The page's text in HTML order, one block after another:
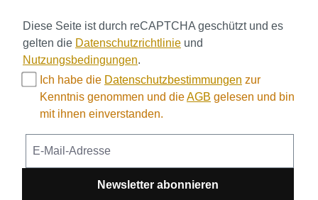
Diese Seite ist durch reCAPTCHA geschützt und es
gelten die Datenschutzrichtlinie und
Nutzungsbedingungen.
Ich habe die Datenschutzbestimmungen zur
Kenntnis genommen und dieAGB gelesen und bin
mit ihnen einverstanden.
Newsletter abonnieren